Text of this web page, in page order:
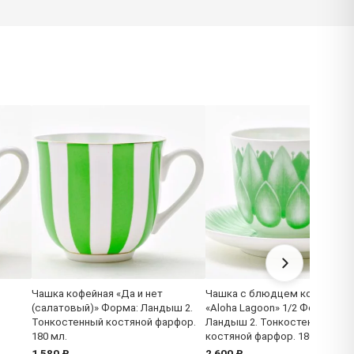
Чашка кофейная «Да и нет
(салатовый)» Форма: Ландыш 2.
Тонкостенный костяной фарфор.
180 мл.
Чашка с блюдцем кофейная
«Aloha Lagoon» 1/2 Форма:
Ландыш 2. Тонкостенный
костяной фарфор. 180 мл.